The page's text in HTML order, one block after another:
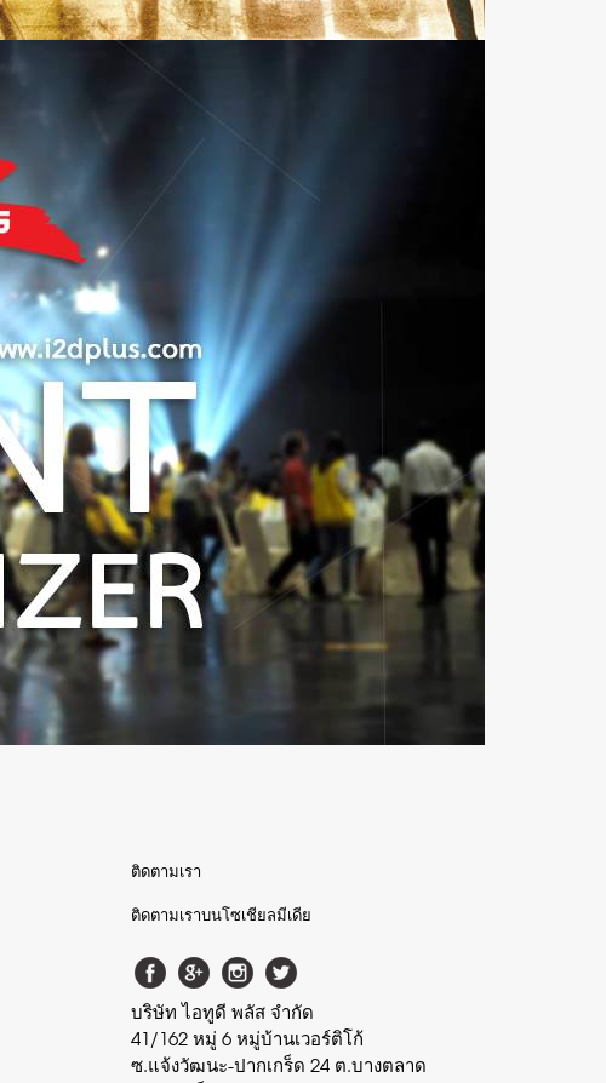
ติดตามเรา
ติดตามเราบนโซเชียลมีเดีย
บริษัท ไอทูดี พลัส จำกัด
41/162 หมู่ 6 หมู่บ้านเวอร์ติโก้
ซ.แจ้งวัฒนะ-ปากเกร็ด 24 ต.บางตลาด